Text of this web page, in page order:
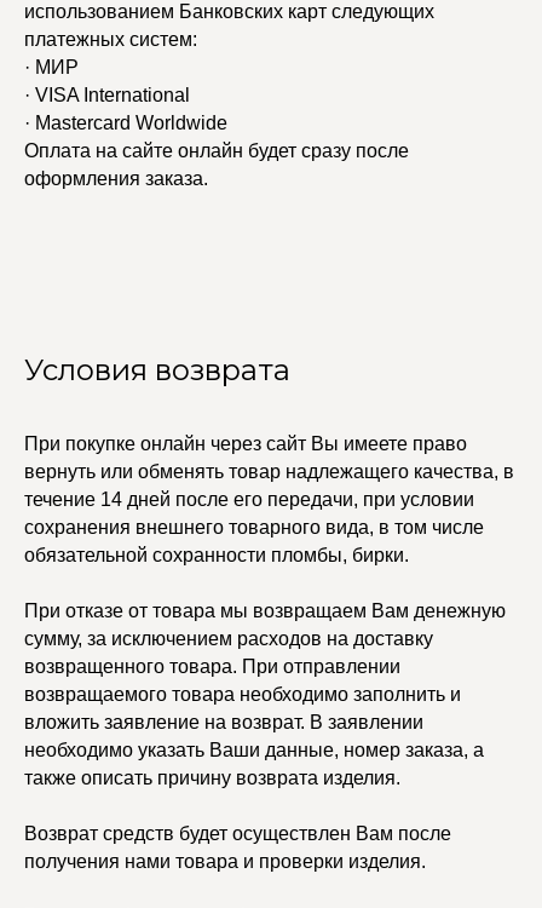
использованием Банковских карт следующих
платежных систем:
· МИР
· VISA International
· Mastercard Worldwide
Оплата на сайте онлайн будет сразу после
оформления заказа.
Условия возврата
При покупке онлайн через сайт Вы имеете право
вернуть или обменять товар надлежащего качества, в
течение 14 дней после его передачи, при условии
сохранения внешнего товарного вида, в том числе
обязательной сохранности пломбы, бирки.
При отказе от товара мы возвращаем Вам денежную
сумму, за исключением расходов на доставку
возвращенного товара. При отправлении
возвращаемого товара необходимо заполнить и
вложить заявление на возврат. В заявлении
необходимо указать Ваши данные, номер заказа, а
также описать причину возврата изделия.
Возврат средств будет осуществлен Вам после
получения нами товара и проверки изделия.
В ПОДАРОК
СИСТЕМЕ ЛОЯЛЬНОСТИ
Сеты
Доставка и оплата
Возврат и гарантия
КАТАЛОГ
Бодичейны
УСЛУГИ
Стилист на связи
Политика
конфиденциальности
Кольца
Браслеты
Ремни
Серьги
Изделия на заказ
Магазины